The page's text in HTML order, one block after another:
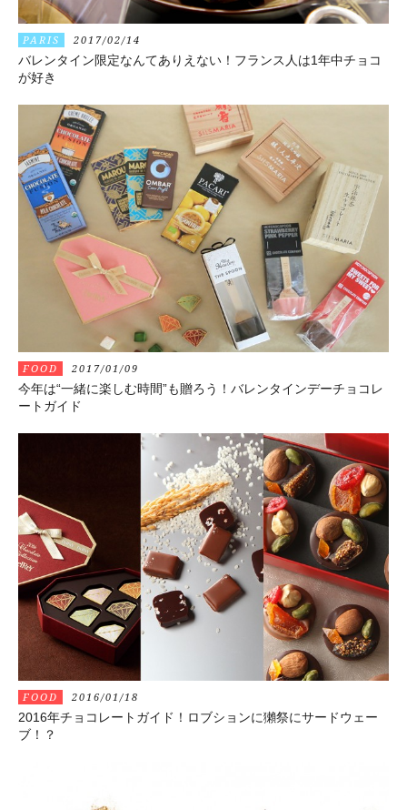
PARIS 2017/02/14
バレンタイン限定なんてありえない！フランス人は1年中チョコ
が好き
FOOD 2017/01/09
今年は“一緒に楽しむ時間”も贈ろう！バレンタインデーチョコレ
ートガイド
FOOD 2016/01/18
2016年チョコレートガイド！ロブションに獺祭にサードウェー
ブ！？